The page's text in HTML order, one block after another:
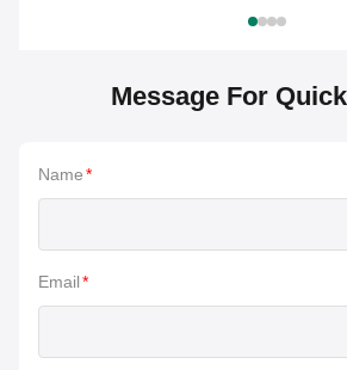
Message For
Name*
Email*